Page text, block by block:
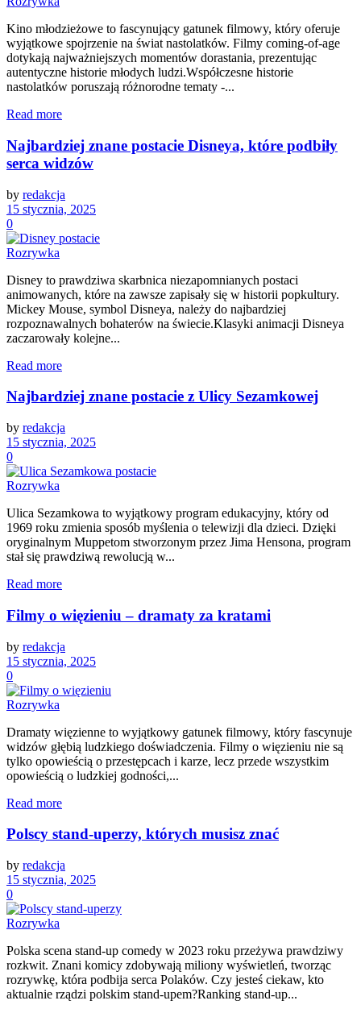
Kino młodzieżowe to fascynujący gatunek filmowy, który oferuje
wyjątkowe spojrzenie na świat nastolatków. Filmy coming-of-age
dotykają najważniejszych momentów dorastania, prezentując
autentyczne historie młodych ludzi.Współczesne historie
nastolatków poruszają różnorodne tematy -...
Read more
Najbardziej znane postacie Disneya, które podbiły
serca widzów
by redakcja
15 stycznia, 2025
0
Rozrywka
Disney to prawdziwa skarbnica niezapomnianych postaci
animowanych, które na zawsze zapisały się w historii popkultury.
Mickey Mouse, symbol Disneya, należy do najbardziej
rozpoznawalnych bohaterów na świecie.Klasyki animacji Disneya
zaczarowały kolejne...
Read more
Najbardziej znane postacie z Ulicy Sezamkowej
by redakcja
15 stycznia, 2025
0
Rozrywka
Ulica Sezamkowa to wyjątkowy program edukacyjny, który od
1969 roku zmienia sposób myślenia o telewizji dla dzieci. Dzięki
oryginalnym Muppetom stworzonym przez Jima Hensona, program
stał się prawdziwą rewolucją w...
Read more
Filmy o więzieniu – dramaty za kratami
by redakcja
15 stycznia, 2025
0
Rozrywka
Dramaty więzienne to wyjątkowy gatunek filmowy, który fascynuje
widzów głębią ludzkiego doświadczenia. Filmy o więzieniu nie są
tylko opowieścią o przestępcach i karze, lecz przede wszystkim
opowieścią o ludzkiej godności,...
Read more
Polscy stand-uperzy, których musisz znać
by redakcja
15 stycznia, 2025
0
Rozrywka
Polska scena stand-up comedy w 2023 roku przeżywa prawdziwy
rozkwit. Znani komicy zdobywają miliony wyświetleń, tworząc
rozrywkę, która podbija serca Polaków. Czy jesteś ciekaw, kto
aktualnie rządzi polskim stand-upem?Ranking stand-up...